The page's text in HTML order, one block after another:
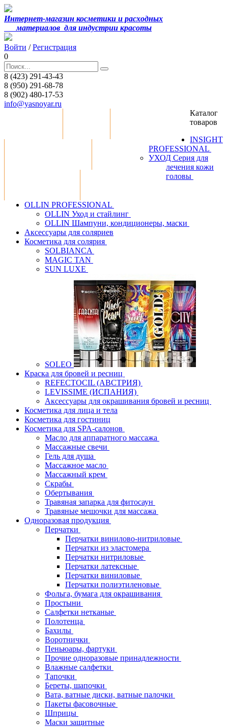
Интернет-магазин косметики и расходных
материалов для индустрии красоты
Войти /Регистрация
0
8 (423) 291-43-43
8 (950) 291-68-78
8 (902) 480-17-53
info@yasnoyar.ru
Каталог
товаров
INSIGHT
PROFESSIONAL
УХОД Серия для
лечения кожи
головы
OLLIN PROFESSIONAL
OLLIN Уход и стайлинг
OLLIN Шампуни, кондиционеры, маски
Аксессуары для соляриев
Косметика для солярия
SOLBIANCA
MAGIC TAN
SUN LUXE
SOLEO
Краска для бровей и ресниц
REFECTOCIL (АВСТРИЯ)
LEVISSIME (ИСПАНИЯ)
Аксессуары для окрашивания бровей и ресниц
Косметика для лица и тела
Косметика для гостиниц
Косметика для SPA-салонов
Масло для аппаратного массажа
Массажные свечи
Гель для душа
Массажное масло
Массажный крем
Скрабы
Обертывания
Травяная запарка для фитосаун
Травяные мешочки для массажа
Одноразовая продукция
Перчатки
Перчатки винилово-нитриловые
Перчатки из эластомера
Перчатки нитриловые
Перчатки латексные
Перчатки виниловые
Перчатки полиэтиленовые
Фольга, бумага для окрашивания
Простыни
Салфетки нетканые
Полотенца
Бахилы
Воротнички
Пеньюары, фартуки
Прочие одноразовые принадлежности
Влажные салфетки
Тапочки
Береты, шапочки
Вата, ватные диски, ватные палочки
Пакеты фасовочные
Шприцы
Маски защитные